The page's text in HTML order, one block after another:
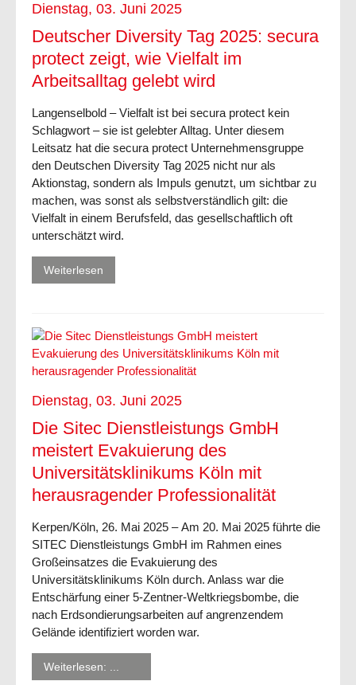
Dienstag, 03. Juni 2025
Deutscher Diversity Tag 2025: secura
protect zeigt, wie Vielfalt im
Arbeitsalltag gelebt wird
Langenselbold – Vielfalt ist bei secura protect kein
Schlagwort – sie ist gelebter Alltag. Unter diesem
Leitsatz hat die secura protect Unternehmensgruppe
den Deutschen Diversity Tag 2025 nicht nur als
Aktionstag, sondern als Impuls genutzt, um sichtbar zu
machen, was sonst als selbstverständlich gilt: die
Vielfalt in einem Berufsfeld, das gesellschaftlich oft
unterschätzt wird.
Weiterlesen
Dienstag, 03. Juni 2025
Die Sitec Dienstleistungs GmbH
meistert Evakuierung des
Universitätsklinikums Köln mit
herausragender Professionalität
Kerpen/Köln, 26. Mai 2025 –Am 20. Mai 2025 führte die
SITEC Dienstleistungs GmbH im Rahmen eines
Großeinsatzes die Evakuierung des
Universitätsklinikums Köln durch. Anlass war die
Entschärfung einer 5-Zentner-Weltkriegsbombe, die
nach Erdsondierungsarbeiten auf angrenzendem
Gelände identifiziert worden war.
Weiterlesen: ...